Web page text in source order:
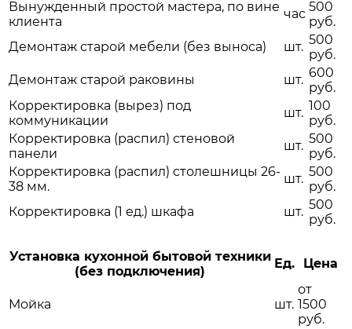
Вынужденный простой мастера, по вине
клиента
час 500
руб.
Демонтаж старой мебели (без выноса)
шт. 500
руб.
Демонтаж старой раковины
шт. 600
руб.
Корректировка (вырез) под
коммуникации
шт. 100
руб.
Корректировка (распил) стеновой
панели
шт. 500
руб.
Корректировка (распил) столешницы 26-
38 мм.
шт. 500
руб.
Корректировка (1 ед.) шкафа
шт. 500
руб.
Установка кухонной бытовой техники
(без подключения)
Ед. Цена
Мойка шт.
от
1500
руб.